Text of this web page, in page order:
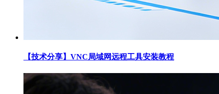
【技术分享】VNC局域网远程工具安装教程